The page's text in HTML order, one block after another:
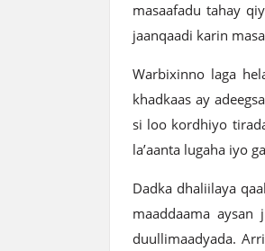
masaafadu tahay
jaanqaadi karin
Warbixinno laga
khadkaas ay
si loo kordhiyo
la’aanta lugaha iyo
Dadka dhaliilaya
maaddaama
duullimaadyada.